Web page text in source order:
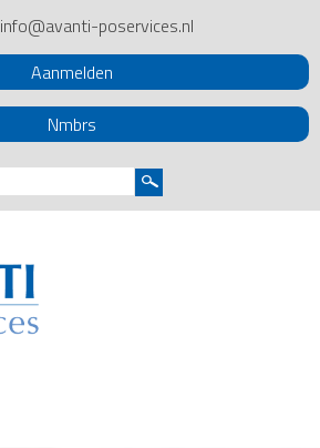
info@avanti-poservices.nl
Aanmelden
Nmbrs